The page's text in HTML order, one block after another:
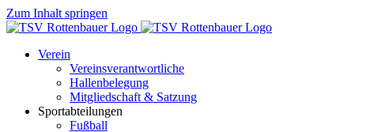
Zum Inhalt springen
Verein
Vereinsverantwortliche
Hallenbelegung
Mitgliedschaft & Satzung
Sportabteilungen
Fußball